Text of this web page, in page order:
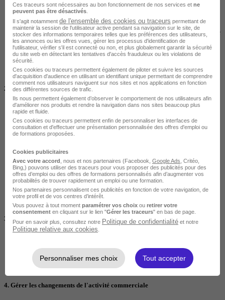
Les normes et documents opposables (SCOT, DAC, SDC)
La nature des opérations et le relèvement des seuils de surface
Les commerces de détail et de prestation de services artisanale
Opérations et établissements exclus du champ d'application de
la réglementation
La réglementation des " Drive " dans la loi ALUR
Appréhender le critère de l'aménagement et du
développement durable
2. Examiner la demande d'autorisation d'exploitation commerciale
L'identification du demandeur
La délimitation de la zone de chalandise
Le contenu du dossier de demande de l'AEC
Le cas de l'AEC autonome
Le planning d'instruction, de délivrance et de mise en oeuvre
de l'AEC
L'instruction de la demande (formes et délais)
La nouvelle composition des commissions CDAC
La possibilité d'une autorisation tacite
Le cas des projets compris entre 300m2 et 1000m2
3. Identifier les démarches à effectuer après obtention de l'autorisation
Les conditions de validité de l'autorisation
La modification du projet entraînant une nouvelle demande
d'autorisation
4. Gérer les changements de l'activité commerciale
Ces traceurs sont nécessaires au bon fonctionnement de nos services et ne
peuvent pas être désactivés
Il s'agit notamment de l'ensemble des cookies ou traceurs permettant de
maintenir la session de l'utilisateur active pendant sa navigation sur le site, de
stocker des informations temporaires telles que les préférences des utilisateurs,
les annonces ou les offres vues, gérer les processus d'identification de
l'utilisateur, vérifier s'il est connecté ou non, et plus globalement garantir la sécurité
du site web en détectant les tentatives d'accès frauduleux ou les violations de
sécurité.
Ces cookies ou traceurs permettent également de piloter et suivre les sources
d'acquisition d'audience en utilisant un identifiant unique permettant de comprendre
comment nos utilisateurs naviguent sur nos sites et nos applications en fonction
des différentes sources de trafic.
Ils nous permettent également d’observer le comportement de nos utilisateurs afin
d'améliorer nos produits et rendre la navigation dans nos sites beaucoup plus
rapide et fluide.
Ces cookies ou traceurs permettent enfin de personnaliser les interfaces de
consultation et d'effectuer une présentation personnalisée des offres d'emploi ou
de formations proposées.
Cookies publicitaires
Avec votre accord , nous et nos partenaires (Facebook, Google Ads , Critéo,
Bing,) pouvons utiliser des traceurs pour vous proposer des publicités pour des
offres d’emploi ou des offres de formations personnalisés afin d’augmenter vos
probabilités de trouver rapidement un emploi ou une formation.
Nos partenaires personnalisent ces publicités en fonction de votre navigation, de
votre profil et de vos centres d’intérêt.
Vous pouvez à tout moment paramétrer vos choix ou retirer votre
consentement en cliquant sur le lien "Gérer les traceurs" en bas de page.
Pour en savoir plus, consultez notre Politique de confidentialité et notre
Politique relative aux cookies
Personnaliser mes choix Tout accepter